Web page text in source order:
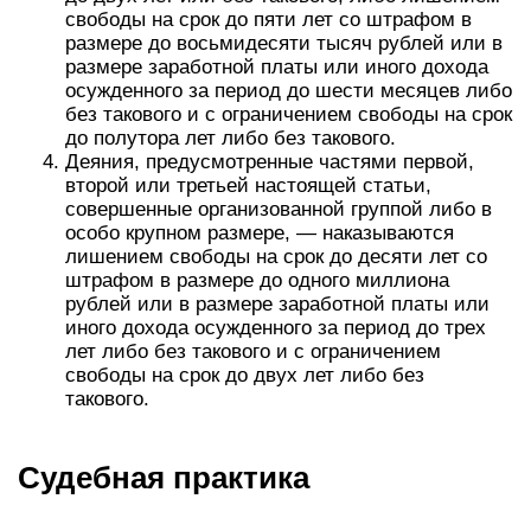
свободы на срок до пяти лет со штрафом в
размере до восьмидесяти тысяч рублей или в
размере заработной платы или иного дохода
осужденного за период до шести месяцев либо
без такового и с ограничением свободы на срок
до полутора лет либо без такового.
Деяния, предусмотренные частями первой,
второй или третьей настоящей статьи,
совершенные организованной группой либо в
особо крупном размере, — наказываются
лишением свободы на срок до десяти лет со
штрафом в размере до одного миллиона
рублей или в размере заработной платы или
иного дохода осужденного за период до трех
лет либо без такового и с ограничением
свободы на срок до двух лет либо без
такового.
Судебная практика